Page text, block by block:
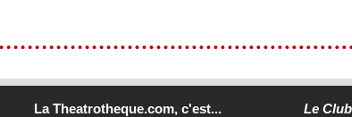
La Theatrotheque.com, c'est...
Le Club